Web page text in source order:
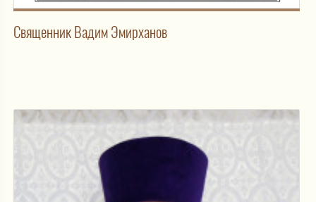
Священник Вадим Эмирханов